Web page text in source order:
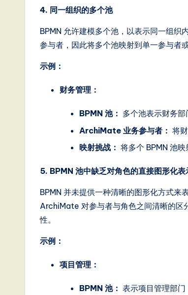
4. 同一组织的多个池
BPMN 允许建模多个池，以表示同一组
参与者，因此将多个池映射到单一参与者
示例：
财务管理：
BPMN 池： 多个池表示财务部
ArchiMate 业务参与者： 将
映射挑战： 将多个 BPMN 池
5. BPMN 池中缺乏对角色的直接图形化表
BPMN 并未提供一种清晰的图形化方式来
ArchiMate 对参与者与角色之间清晰的区
性。
示例：
项目管理：
BPMN 池： 表示项目管理部门